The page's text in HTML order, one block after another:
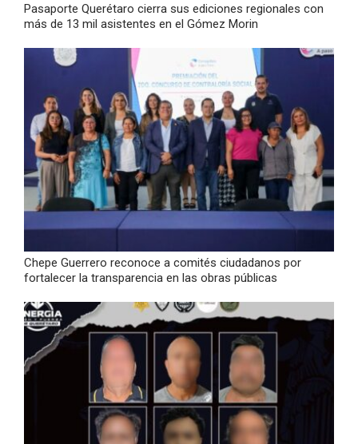
Pasaporte Querétaro cierra sus ediciones regionales con
más de 13 mil asistentes en el Gómez Morin
Chepe Guerrero reconoce a comités ciudadanos por
fortalecer la transparencia en las obras públicas